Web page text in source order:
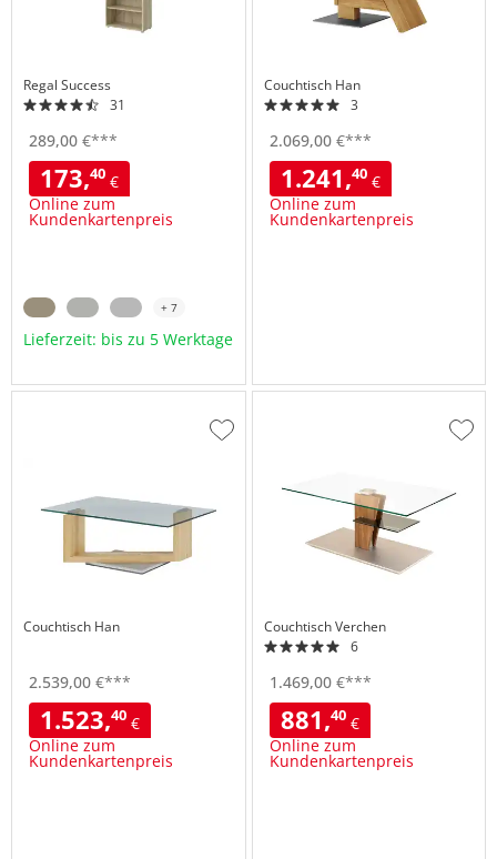
Regal Success
31
289,00 €***
173,40 €
Online zum
Kundenkartenpreis
+ 7
Lieferzeit: bis zu 5 Werktage
Couchtisch Han
3
2.069,00€***
1.241,40€
Online zum
Kundenkartenpreis
Couchtisch Han
2.539,00 €***
1.523,40 €
Online zum
Kundenkartenpreis
Zur
CouchtischVerchen
6
1.469,00€***
881,40€
Online zum
Kundenkartenpreis
Zur